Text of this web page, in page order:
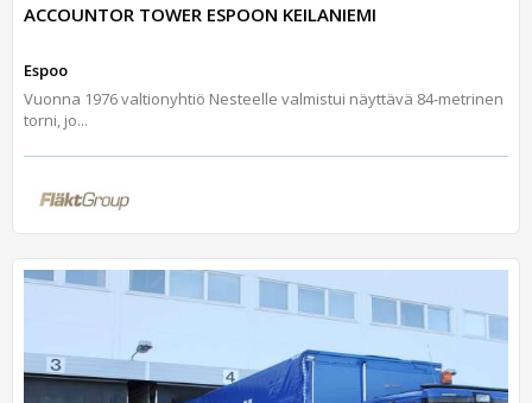
ACCOUNTOR TOWER ESPOON KEILANIEMI
Espoo
Vuonna 1976 valtionyhtiö Nesteelle valmistui näyttävä 84-metrinen
torni, jo...